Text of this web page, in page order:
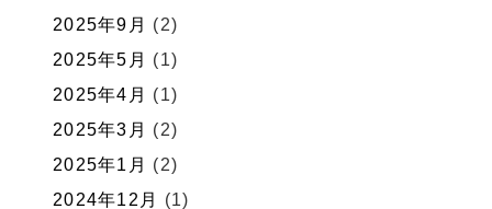
2025年9月
(2)
2025年5月
(1)
2025年4月
(1)
2025年3月
(2)
2025年1月
(2)
2024年12月
(1)